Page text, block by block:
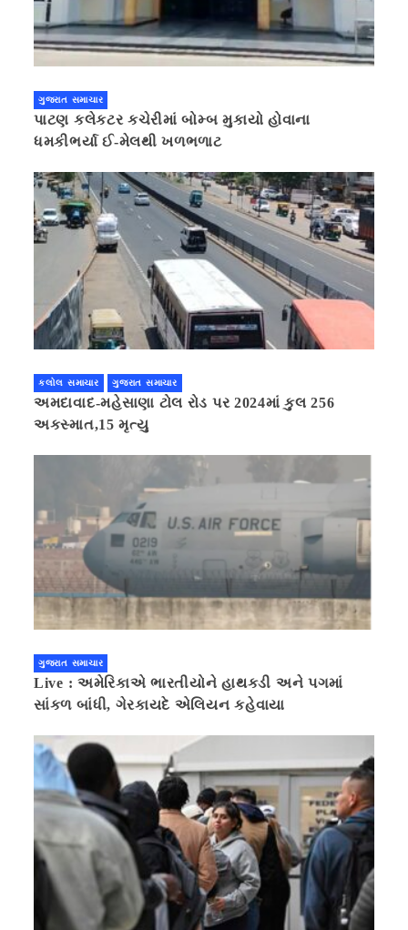
ગુજરાત સમાચાર
પાટણ કલેકટર કચેરીમાં બોમ્બ મુકાયો હોવાના
ધમકીભર્યા ઈ-મેલથી ખળભળાટ
કલોલ સમાચાર ગુજરાત સમાચાર
અમદાવાદ-મહેસાણા ટોલ રોડ પર 2024માં કુલ 256
અકસ્માત,15 મૃત્યુ
ગુજરાત સમાચાર
Live : અમેરિકાએ ભારતીયોને હાથકડી અને પગમાં
સાંકળ બાંધી, ગેરકાયદે એલિયન કહેવાયા